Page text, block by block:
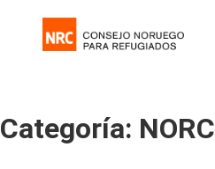
Categoría: